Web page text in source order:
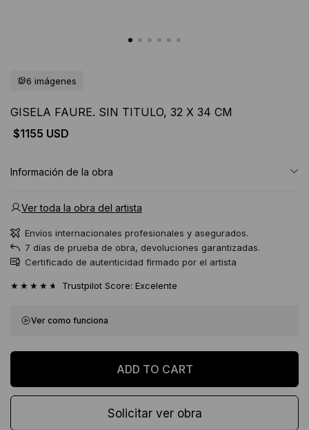
6 imágenes
GISELA FAURE. SIN TITULO, 32 X 34 CM
$1155 USD
Información de la obra
Ver toda la obra del artista
Envíos internacionales profesionales y asegurados.
7 días de prueba de obra, devoluciones garantizadas.
Certificado de autenticidad firmado por el artista
★★★★★ Trustpilot Score: Excelente
Ver como funciona
Solicitar ver obra